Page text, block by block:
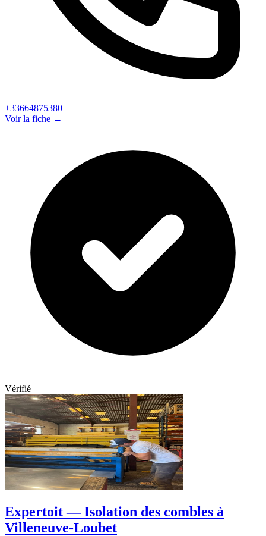
+33664875380
Voir la fiche →
Vérifié
Expertoit — Isolation des combles à
Villeneuve-Loubet